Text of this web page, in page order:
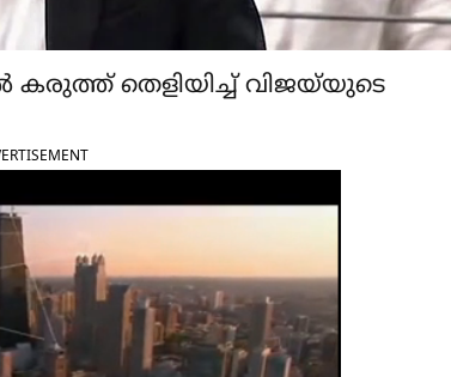
കരുത്ത് തെളിയിച്ച് വിജയ്‌യുടെ